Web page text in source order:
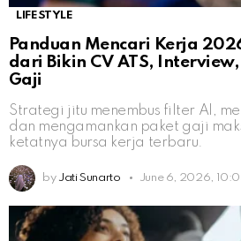
LIFESTYLE
Panduan Mencari Kerja
dari Bikin CV ATS,
Gaji
Strategi jitu menembus filter AI,
dan mengamankan paket gaji
ketatnya bursa kerja terbaru.
by Jati Sunarto June 6, 2026,